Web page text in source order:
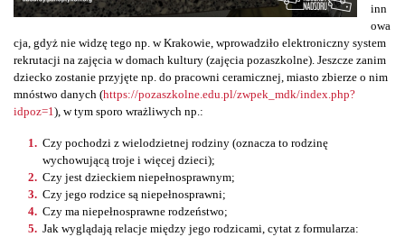
inn
owa
cja, gdyż nie widzę tego np. w Krakowie, wprowadziło elektroniczny system
rekrutacji na zajęcia w domach kultury (zajęcia pozaszkolne). Jeszcze zanim
dziecko zostanie przyjęte np. do pracowni ceramicznej, miasto zbierze o nim
mnóstwo danych (https://pozaszkolne.edu.pl/zwpek_mdk/index.php?
idpoz=1), w tym sporo wrażliwych np.:
Czy pochodzi z wielodzietnej rodziny (oznacza to rodzinę
wychowującą troje i więcej dzieci);
Czy jest dzieckiem niepełnosprawnym;
Czy jego rodzice są niepełnosprawni;
Czy ma niepełnosprawne rodzeństwo;
Jak wyglądają relacje między jego rodzicami, cytat z formularza: